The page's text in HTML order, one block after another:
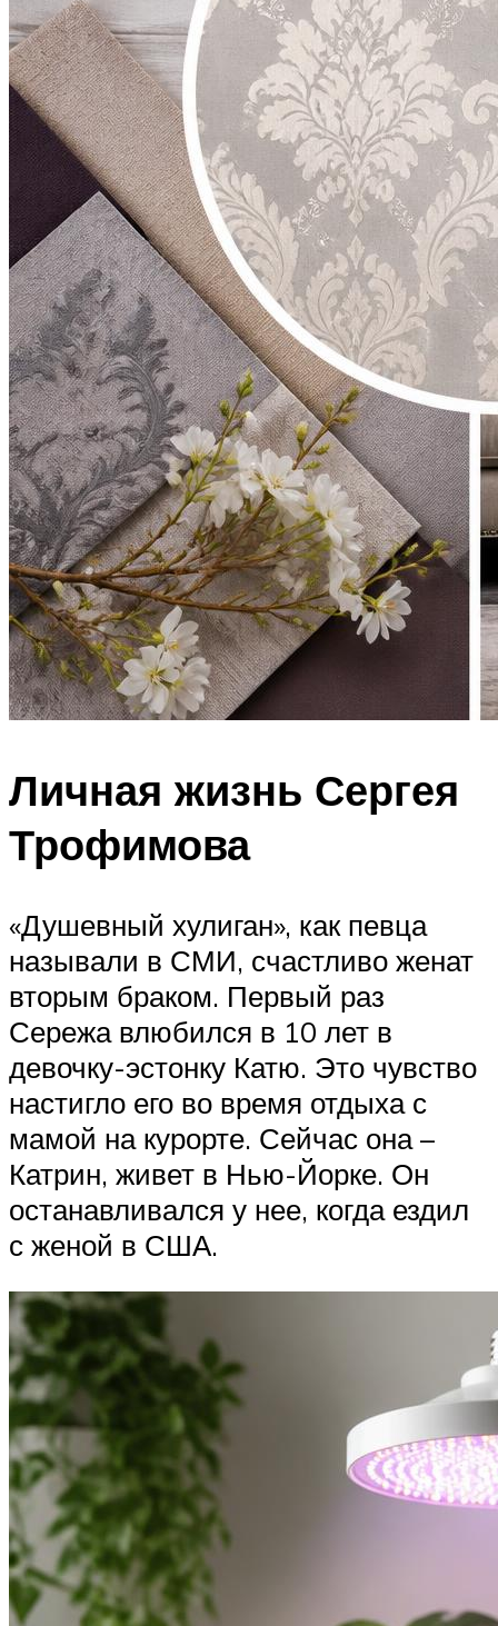
Личная жизнь Сергея
Трофимова
«Душевный хулиган», как певца
называли в СМИ, счастливо женат
вторым браком. Первый раз
Сережа влюбился в 10 лет в
девочку-эстонку Катю. Это чувство
настигло его во время отдыха с
мамой на курорте. Сейчас она –
Катрин, живет в Нью-Йорке. Он
останавливался у нее, когда ездил
с женой в США.